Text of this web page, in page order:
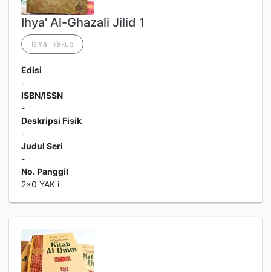
Ihya' Al-Ghazali Jilid 1
Ismail Yakub
Edisi
-
ISBN/ISSN
-
Deskripsi Fisik
-
Judul Seri
-
No. Panggil
2x0 YAK i